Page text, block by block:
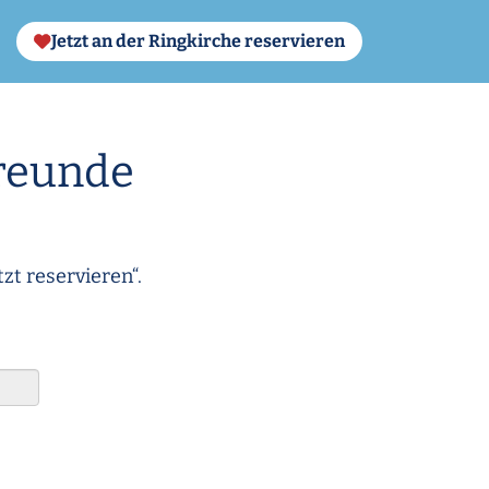
Jetzt an der Ringkirche reservieren
reservieren“.